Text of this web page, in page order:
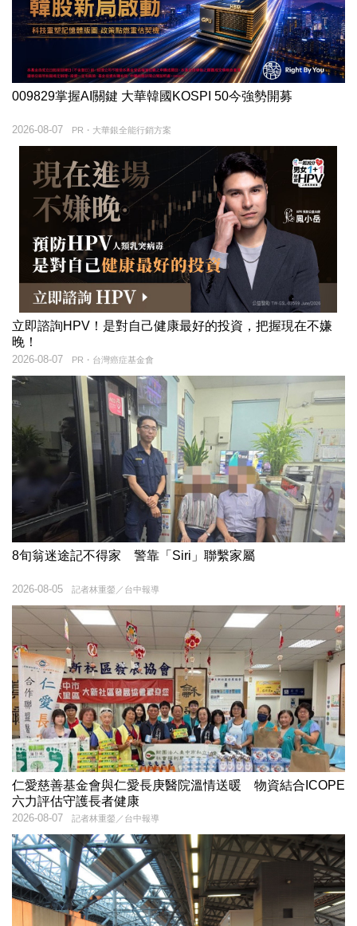
009829掌握AI關鍵 大華韓國KOSPI 50今強勢開募
PR・大華銀全能行銷方案
2026-08-07
立即諮詢HPV！是對自己健康最好的投資，把握現在不嫌
晚！
PR・台灣癌症基金會
2026-08-07
8旬翁迷途記不得家 警靠「Siri」聯繫家屬
記者林重鎣／台中報導
2026-08-05
仁愛慈善基金會與仁愛長庚醫院溫情送暖 物資結合ICOPE
六力評估守護長者健康
記者林重鎣／台中報導
2026-08-07